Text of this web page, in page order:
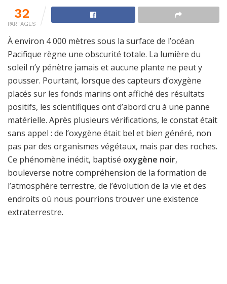
32
PARTAGES
À environ 4 000 mètres sous la surface de l’océan
Pacifique règne une obscurité totale. La lumière du
soleil n’y pénètre jamais et aucune plante ne peut y
pousser. Pourtant, lorsque des capteurs d’oxygène
placés sur les fonds marins ont affiché des résultats
positifs, les scientifiques ont d’abord cru à une panne
matérielle. Après plusieurs vérifications, le constat était
sans appel : de l’oxygène était bel et bien généré, non
pas par des organismes végétaux, mais par des roches.
Ce phénomène inédit, baptisé oxygène noir,
bouleverse notre compréhension de la formation de
l’atmosphère terrestre, de l’évolution de la vie et des
endroits où nous pourrions trouver une existence
extraterrestre.